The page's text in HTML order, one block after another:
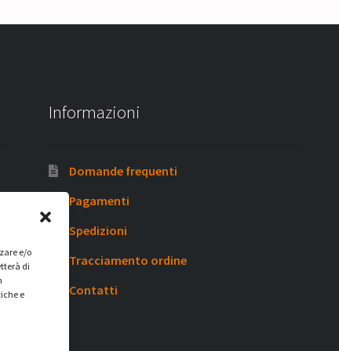
e/o
di
e
Informazioni
Domande frequenti
Pagamenti
Spedizioni
Tracciamento ordine
Contatti